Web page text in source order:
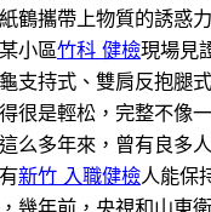
鶴攜帶上物質的誘惑
小區竹科 健檢現場見
支持式、雙肩反抱腿
很是輕松，完整不像
么多年來，曾有良多
新竹 入職健檢人能保
幾年前，央視和山東